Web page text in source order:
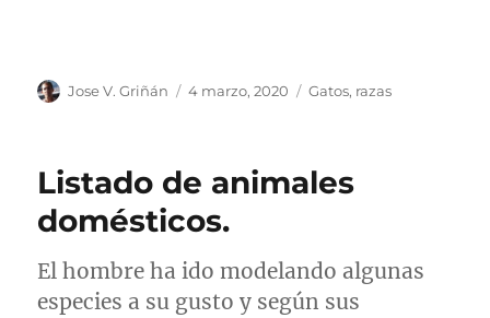
Autor
Jose V. Griñán
Publicado
4 marzo, 2020 Categorías
Gatos, razas
Listado de animales
domésticos.
El hombre ha ido modelando algunas
especies a su gusto y según sus